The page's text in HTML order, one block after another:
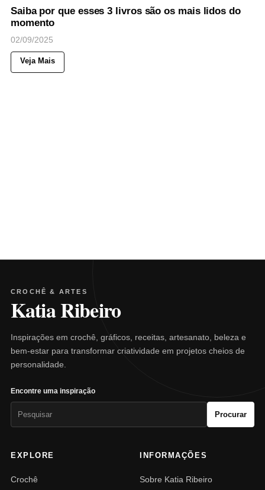
Saiba por que esses 3 livros são os mais lidos do
momento
02/09/2025
Veja Mais
CROCHÊ & ARTES
Katia Ribeiro
Inspirações em crochê, gráficos, receitas, artesanato, beleza e
bem-estar para transformar criatividade em projetos cheios de
personalidade.
Encontre uma inspiração
Procurar
EXPLORE
Crochê
INFORMAÇÕES
Sobre Katia Ribeiro